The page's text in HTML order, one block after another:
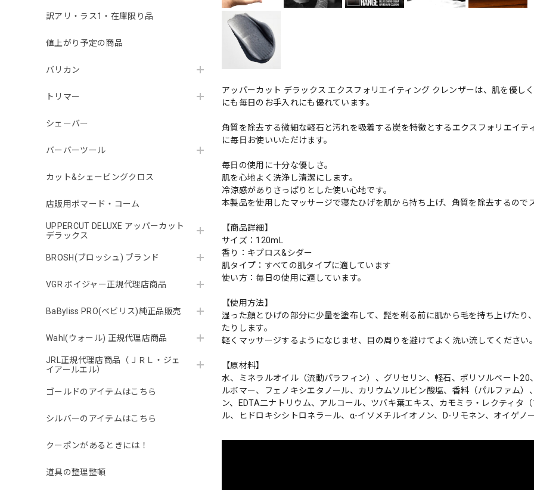
訳アリ・ラス1・在庫限り品
値上がり予定の商品
バリカン
トリマー
シェーバー
バーバーツール
カット&シェービングクロス
店販用ポマード・コーム
UPPERCUT DELUXE アッパーカット
デラックス
BROSH(ブロッシュ) ブランド
VGR ボイジャー正規代理店商品
BaByliss PRO(ベビリス)純正品販売
Wahl(ウォール) 正規代理店商品
JRL正規代理店商品（ＪＲＬ・ジェ
イアールエル）
ゴールドのアイテムはこちら
シルバーのアイテムはこちら
クーポンがあるときには！
道具の整理整頓
アッパーカット デラックス エクスフォリエイティング クレンザーは、肌を優し
にも毎日のお手入れにも優れています。
角質を除去する微細な軽石と汚れを吸着する炭を特徴とするエクスフォリエイ
に毎日お使いいただけます。
毎日の使用に十分な優しさ。
肌を心地よく洗浄し清潔にします。
冷涼感がありさっぱりとした使い心地です。
本製品を使用したマッサージで寝たひげを肌から持ち上げ、角質を除去するので
【商品詳細】
サイズ：120mL
香り：キプロス&シダー
肌タイプ：すべての肌タイプに適しています
使い方：毎日の使用に適しています。
【使用方法】
湿った顔とひげの部分に少量を塗布して、髭を剃る前に肌から毛を持ち上げた
たりします。
軽くマッサージするようになじませ、目の周りを避けてよく洗い流してください
【原材料】
水、ミネラルオイル（流動パラフィン）、グリセリン、軽石、ポリソルベート
ルボマー、フェノキシエタノール、カリウムソルビン酸塩、香料（パルファム
ン、EDTA二ナトリウム、アルコール、ツバキ葉エキス、カモミラ・レクティタ
ル、ヒドロキシシトロネラール、α-イソメチルイオノン、D-リモネン、オイゲノ